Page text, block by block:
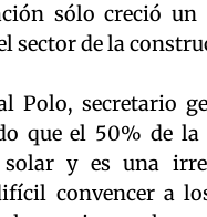
sólo creció
sector de la
Polo, secretario
que el 50% de
y es una
convencer a